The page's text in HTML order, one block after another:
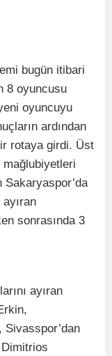
bugün itibari
8 oyuncusu
oyuncuyu
ardından
rotaya girdi. Üst
Sakaryaspor’da
sonrasında 3
ayıran
Sivasspor’dan